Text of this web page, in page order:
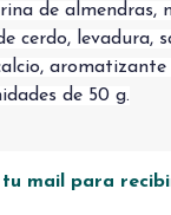
de almendras,
cerdo, levadura,
aromatizante
de 50 g.
tu mail para